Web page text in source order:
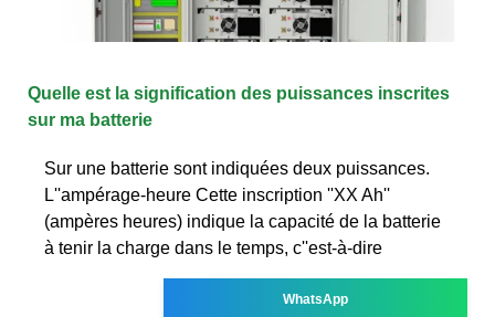
Quelle est la signification des puissances inscrites
sur ma batterie
Sur une batterie sont indiquées deux puissances.
L''ampérage-heure Cette inscription ''XX Ah''
(ampères heures) indique la capacité de la batterie
à tenir la charge dans le temps, c''est-à-dire
WhatsApp